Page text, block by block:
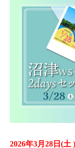
2026年3月28日(